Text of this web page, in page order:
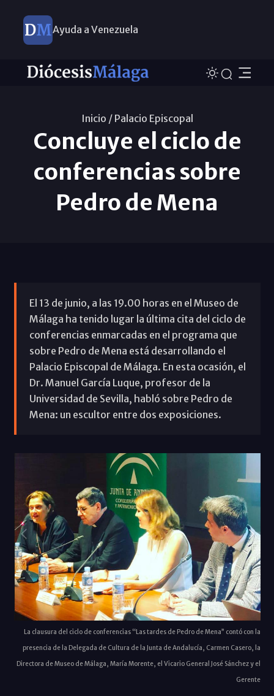
Ayuda a Venezuela
Inicio / Palacio Episcopal
Concluye el ciclo de
conferencias sobre
Pedro de Mena
El 13 de junio, a las 19.00 horas en el Museo de
Málaga ha tenido lugar la última cita del ciclo de
conferencias enmarcadas en el programa que
sobre Pedro de Mena está desarrollando el
Palacio Episcopal de Málaga. En esta ocasión, el
Dr. Manuel García Luque, profesor de la
Universidad de Sevilla, habló sobre Pedro de
Mena: un escultor entre dos exposiciones.
La clausura del ciclo de conferencias “Las tardes de Pedro de Mena” contó con la
presencia de la Delegada de Cultura de la Junta de Andalucía, Carmen Casero, la
Directora de Museo de Málaga, María Morente, el Vicario General José Sánchez y el
Gerente